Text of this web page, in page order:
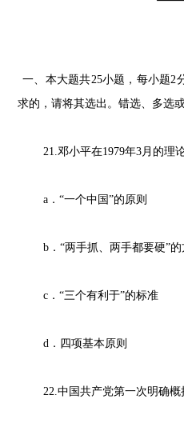
一、本大题共25小题，每小题2分
求的，请将其选出。错选、多选
21.邓小平在1979年3月的理论
a．“一个中国”的原则
b．“两手抓、两手都要硬”的
c．“三个有利于”的标准
d．四项基本原则
22.中国共产党第一次明确概